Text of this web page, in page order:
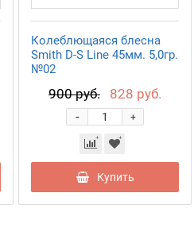
Колеблющаяся блесна
Smith D-S Line 45мм. 5,0гр.
№02
900 руб. 828 руб.
+
-
Купить